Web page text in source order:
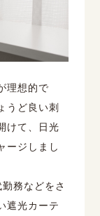
理想的で
うど良い刺
けて、日光
ージしまし
務などをさ
遮光カーテ